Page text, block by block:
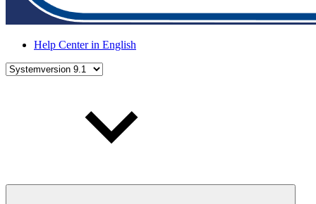
Help Center in English